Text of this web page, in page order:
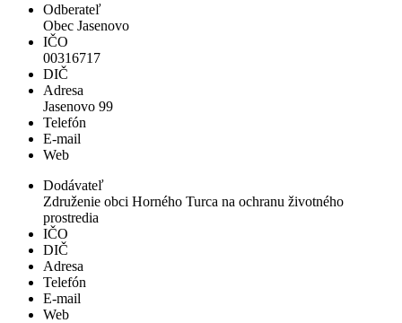
Odberateľ
Obec Jasenovo
IČO
00316717
DIČ
Adresa
Jasenovo 99
Telefón
E-mail
Web
Dodávateľ
Združenie obci Horného Turca na ochranu životného
prostredia
IČO
DIČ
Adresa
Telefón
E-mail
Web